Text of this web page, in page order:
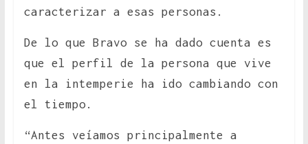
caracterizar a esas personas.
De lo que Bravo se ha dado cuenta es
que el perfil de la persona que vive
en la intemperie ha ido cambiando con
el tiempo.
“Antes veíamos principalmente a